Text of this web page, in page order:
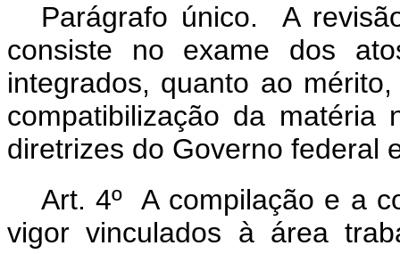
Parágrafo único. A
consiste no exame dos
integrados, quanto ao
compatibilização da
diretrizes do Governo federal
Art. 4º A compilação e a
vigor vinculados à área